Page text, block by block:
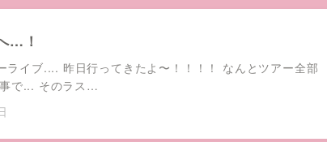
…！
ライブ.... 昨日行ってきたよ〜！！！！ なんとツアー全部
で... そのラス…